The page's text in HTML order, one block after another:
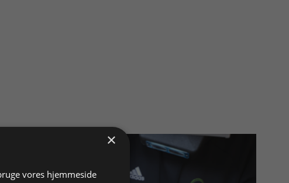
×
vores hjemmeside